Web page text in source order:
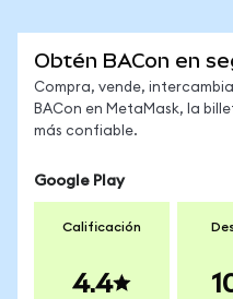
Obtén BACon en
Compra, vende,
BACon en MetaMask, la
más confiable.
Google Play
Calificación
4.4